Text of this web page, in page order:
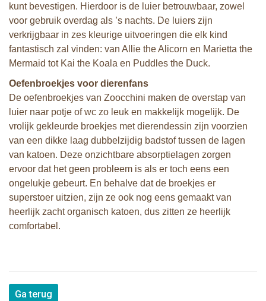
kunt bevestigen. Hierdoor is de luier betrouwbaar, zowel
voor gebruik overdag als ’s nachts. De luiers zijn
verkrijgbaar in zes kleurige uitvoeringen die elk kind
fantastisch zal vinden: van Allie the Alicorn en Marietta the
Mermaid tot Kai the Koala en Puddles the Duck.
Oefenbroekjes voor dierenfans
De oefenbroekjes van Zoocchini maken de overstap van
luier naar potje of wc zo leuk en makkelijk mogelijk. De
vrolijk gekleurde broekjes met dierendessin zijn voorzien
van een dikke laag dubbelzijdig badstof tussen de lagen
van katoen. Deze onzichtbare absorptielagen zorgen
ervoor dat het geen probleem is als er toch eens een
ongelukje gebeurt. En behalve dat de broekjes er
superstoer uitzien, zijn ze ook nog eens gemaakt van
heerlijk zacht organisch katoen, dus zitten ze heerlijk
comfortabel.
Ga terug